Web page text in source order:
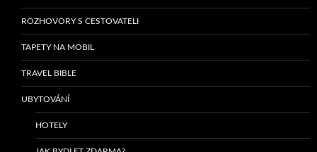
ROZHOVORY S CESTOVATELI
TAPETY NA MOBIL
TRAVEL BIBLE
UBYTOVÁNÍ
HOTELY